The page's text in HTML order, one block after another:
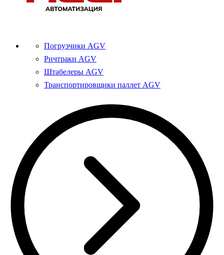
Погрузчики AGV
Ричтраки AGV
Штабелеры AGV
Транспортировщики паллет AGV